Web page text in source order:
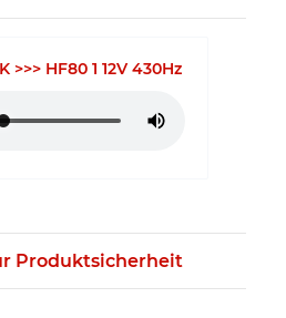
>>> HF80 1 12V 430Hz
Produktsicherheit